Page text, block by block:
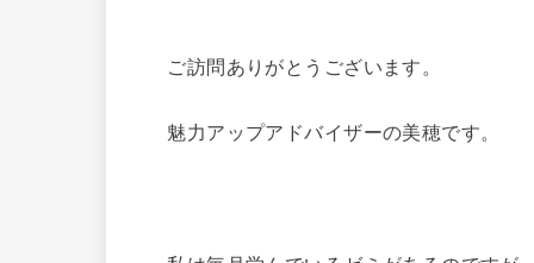
ご訪問ありがとうございます。
魅力アップアドバイザーの美穂です。